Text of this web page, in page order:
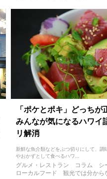
「ポケとポキ」どっちが
みんなが気になるハワイ
リ解消
新鮮な魚介類などをぶつ切りにして、調
やおかずとして食べるハワ...
グルメ・レストラン コラム シ
ローカルフード
観光では分から